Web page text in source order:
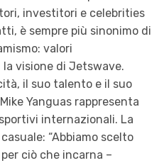
investitori e celebrities
è sempre più sinonimo di
valori
visione di Jetswave.
il suo talento e il suo
Yanguas rappresenta
internazionali. La
“Abbiamo scelto
ciò che incarna –